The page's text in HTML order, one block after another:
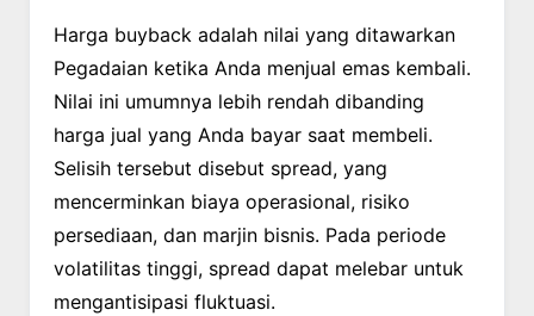
Harga buyback adalah nilai yang ditawarkan
Pegadaian ketika Anda menjual emas kembali.
Nilai ini umumnya lebih rendah dibanding
harga jual yang Anda bayar saat membeli.
Selisih tersebut disebut spread, yang
mencerminkan biaya operasional, risiko
persediaan, dan marjin bisnis. Pada periode
volatilitas tinggi, spread dapat melebar untuk
mengantisipasi fluktuasi.